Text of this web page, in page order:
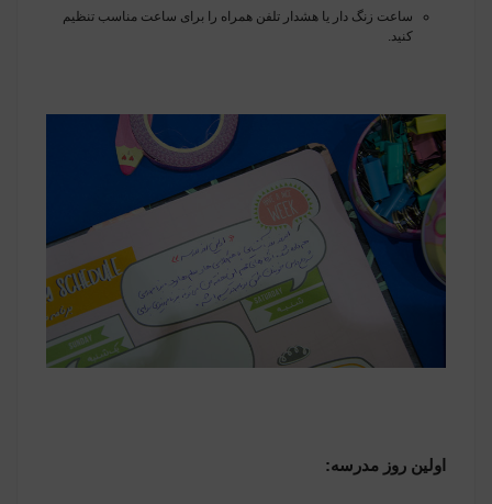
ساعت زنگ دار یا هشدار تلفن همراه را برای ساعت مناسب تنظیم
کنید.
اولین روز مدرسه: